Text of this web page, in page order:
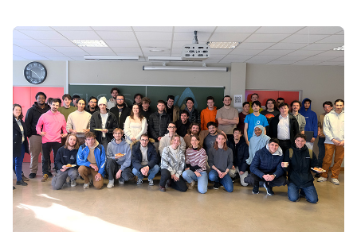
Elsys
Design
Polytech
Grenoble
:
un
petit-
déjeuner
riche